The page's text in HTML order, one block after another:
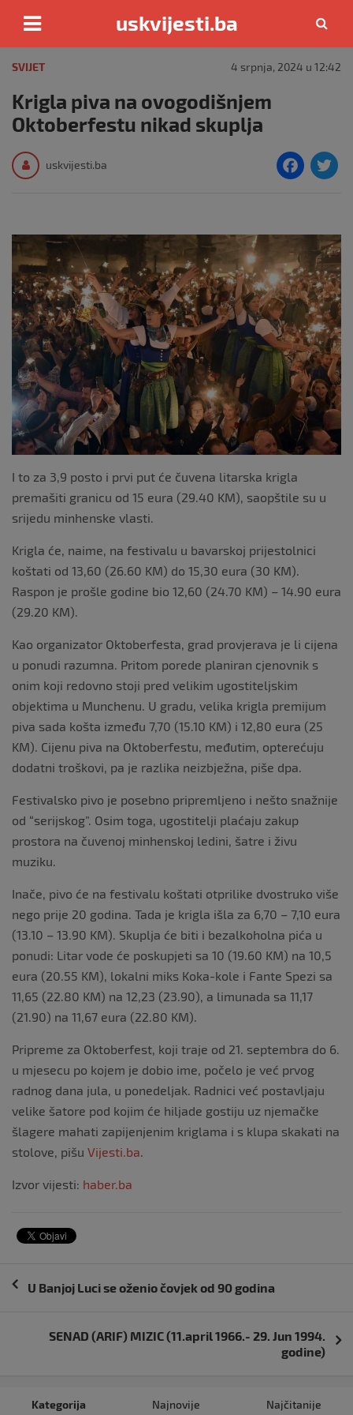
content
uskvijesti.ba
SVIJET 4 srpnja, 2024 u 12:42
Krigla piva na ovogodišnjem
Oktoberfestu nikad skuplja
uskvijesti.ba
F
e
b
o
o
k
I to za 3,9 posto i prvi put će čuvena litarska krigla
premašiti granicu od 15 eura (29.40 KM), saopštile su u
srijedu minhenske vlasti.
Krigla će, naime, na festivalu u bavarskoj prijestolnici
koštati od 13,60 (26.60 KM) do 15,30 eura (30 KM).
Raspon je prošle godine bio 12,60 (24.70 KM) – 14.90 eura
(29.20 KM).
Kao organizator Oktoberfesta, grad provjerava je li cijena
u ponudi razumna. Pritom porede planiran cjenovnik s
onim koji redovno stoji pred velikim ugostiteljskim
objektima u Munchenu. U gradu, velika krigla premijum
piva sada košta između 7,70 (15.10 KM) i 12,80 eura (25
KM). Cijenu piva na Oktoberfestu, međutim, opterećuju
dodatni troškovi, pa je razlika neizbježna, piše dpa.
Festivalsko pivo je posebno pripremljeno i nešto snažnije
od “serijskog”. Osim toga, ugostitelji plaćaju zakup
prostora na čuvenoj minhenskoj ledini, šatre i živu
muziku.
Inače, pivo će na festivalu koštati otprilike dvostruko više
nego prije 20 godina. Tada je krigla išla za 6,70 – 7,10 eura
(13.10 – 13.90 KM). Skuplja će biti i bezalkoholna pića u
ponudi: Litar vode će poskupjeti sa 10 (19.60 KM) na 10,5
eura (20.55 KM), lokalni miks Koka-kole i Fante Spezi sa
11,65 (22.80 KM) na 12,23 (23.90), a limunada sa 11,17
(21.90) na 11,67 eura (22.80 KM).
Pripreme za Oktoberfest, koji traje od 21. septembra do 6.
u mjesecu po kojem je dobio ime, počelo je već prvog
radnog dana jula, u ponedeljak. Radnici već postavljaju
velike šatore pod kojim će hiljade gostiju uz njemačke
šlagere mahati zapijenjenim kriglama i s klupa skakati na
stolove, pišu Vijesti.ba
Izvor vijesti: haber.ba
Navigacija
U Banjoj Luci se oženio čovjek od 90 godina
SENAD (ARIF) MIZIC (11.april 1966.- 29. Jun 1994.
godine)
Kategorija Najnovije Najčitanije